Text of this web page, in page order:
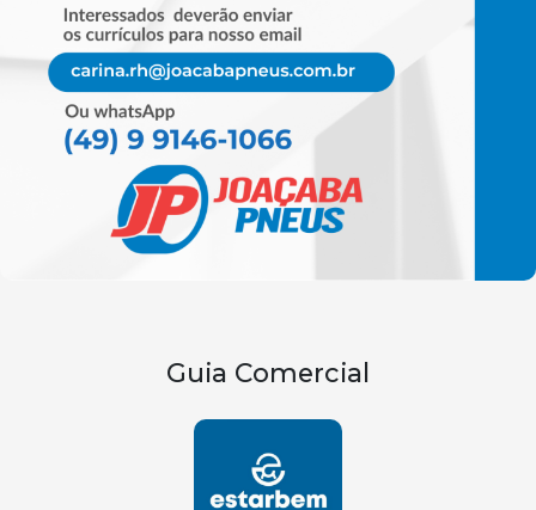
Guia Comercial